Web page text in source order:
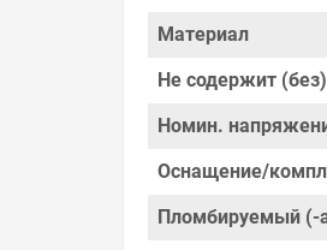
просто заменяем
Наличие Коробка
Мы всегда рады
Свяжитесь с нами
Материал
Не содержит
Номин.
Оснащение/
Пломбируемый (-